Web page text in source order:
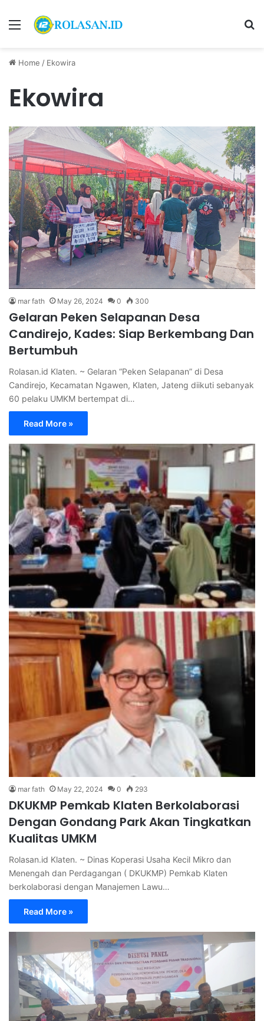
Menu
Home / Ekowira
Ekowira
mar fath May 26, 2024 0 300
Gelaran Peken Selapanan Desa
Candirejo, Kades: Siap Berkembang Dan
Bertumbuh
Rolasan.id Klaten. ~ Gelaran “Peken Selapanan” di Desa
Candirejo, Kecamatan Ngawen, Klaten, Jateng diikuti sebanyak
60 pelaku UMKM bertempat di…
Read More »
mar fath May 22, 2024 0 293
DKUKMP Pemkab Klaten Berkolaborasi
Dengan Gondang Park Akan Tingkatkan
Kualitas UMKM
Rolasan.id Klaten. ~ Dinas Koperasi Usaha Kecil Mikro dan
Menengah dan Perdagangan ( DKUKMP) Pemkab Klaten
berkolaborasi dengan Manajemen Lawu…
Read More »